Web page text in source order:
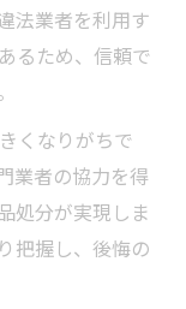
法業者を利用す
るため、信頼で
くなりがちで
業者の協力を得
処分が実現しま
把握し、後悔の